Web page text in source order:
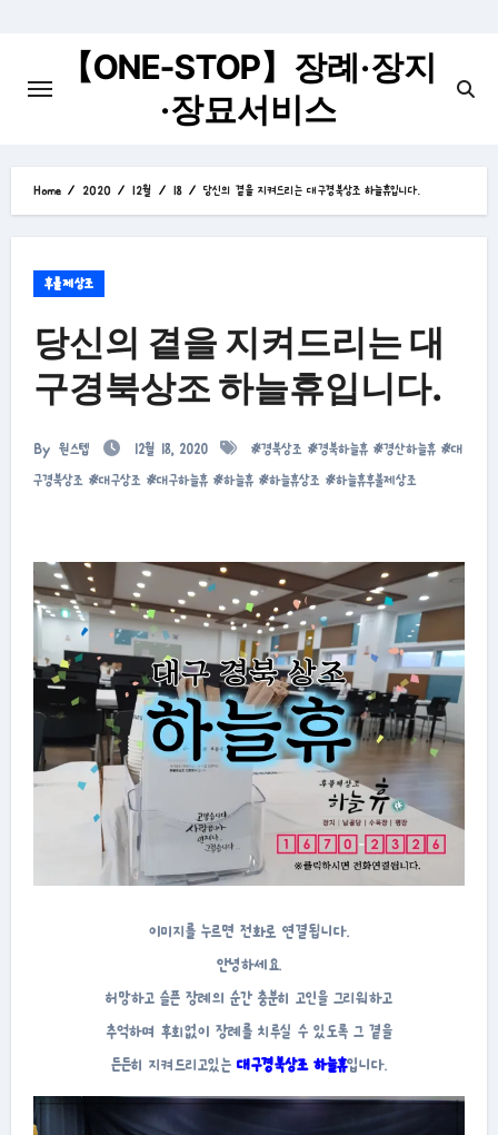
【ONE-STOP】장례·장지
·장묘서비스
Home 2020 12월 18 당신의 곁을 지켜드리는 대구경북상조 하늘휴입니다.
후불제상조
당신의 곁을 지켜드리는 대
구경북상조 하늘휴입니다.
By 원스텝 12월 18, 2020 #경북상조 #경북하늘휴 #경산하늘휴 #대
구경북상조#대구상조#대구하늘휴#하늘휴#하늘휴상조#하늘휴후불제상조
이미지를 누르면 전화로 연결됩니다.
안녕하세요.
허망하고 슬픈 장례의 순간 충분히 고인을 그리워하고
추억하며 후회없이 장례를 치루실 수 있도록 그 곁을
든든히 지켜드리고있는 대구경북상조 하늘휴입니다.